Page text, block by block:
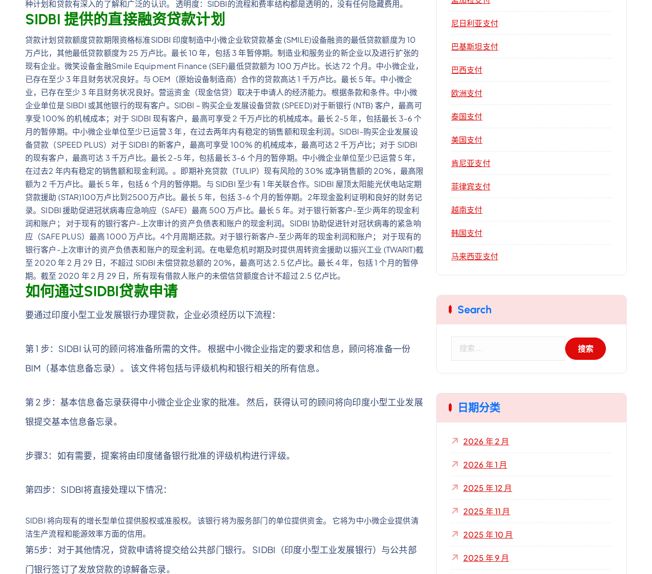
种计划和贷款有深入的了解和广泛的认识。 透明度：SIDBI的流程和费率结构都是透明的，没有任何隐藏费用。
SIDBI 提供的直接融资贷款计划
贷款计划贷款额度贷款期限资格标准SIDBI 印度制造中小微企业软贷款基金 (SMILE)设备融资的最低贷款额度为 10
万卢比，其他最低贷款额度为 25 万卢比。最长 10 年，包括 3 年暂停期。制造业和服务业的新企业以及进行扩张的
现有企业。微笑设备金融Smile Equipment Finance (SEF)最低贷款额为 100 万卢比。长达 72 个月。中小微企业，
已存在至少 3 年且财务状况良好。与 OEM（原始设备制造商）合作的贷款高达 1 千万卢比。最长 5 年。中小微企
业，已存在至少 3 年且财务状况良好。营运资金（现金信贷）取决于申请人的经济能力。根据条款和条件。中小微
企业单位是 SIBDI 或其他银行的现有客户。SIDBI – 购买企业发展设备贷款 (SPEED)对于新银行 (NTB) 客户，最高可
享受 100% 的机械成本；对于 SIDBI 现有客户，最高可享受 2 千万卢比的机械成本。最长 2-5 年，包括最长 3-6 个
月的暂停期。中小微企业单位至少已运营 3 年，在过去两年内有稳定的销售额和现金利润。SIDBI-购买企业发展设
备贷款（SPEED PLUS）对于 SIDBI 的新客户，最高可享受 100% 的机械成本，最高可达 2 千万卢比；对于 SIDBI
的现有客户，最高可达 3 千万卢比。最长 2-5 年，包括最长 3-6 个月的暂停期。中小微企业单位至少已运营 5 年，
在过去2 年内有稳定的销售额和现金利润。。即期补充贷款（TULIP）现有风险的 30% 或净销售额的 20%，最高限
额为 2 千万卢比。最长 5 年，包括 6 个月的暂停期。与 SIDBI 至少有 1 年关联合作。SIDBI 屋顶太阳能光伏电站定期
贷款援助 (STAR)100万卢比到2500万卢比。最长 5 年，包括 3-6 个月的暂停期。2年现金盈利证明和良好的财务记
录。SIDBI 援助促进冠状病毒应急响应（SAFE）最高 500 万卢比。最长 5 年。对于银行新客户-至少两年的现金利
润和账户； 对于现有的银行客户-上次审计的资产负债表和账户的现金利润。SIDBI 协助促进针对冠状病毒的紧急响
应（SAFE PLUS）最高 1000 万卢比。4个月周期还款。对于银行新客户-至少两年的现金利润和账户； 对于现有的
银行客户-上次审计的资产负债表和账户的现金利润。在电晕危机时期及时提供周转资金援助以振兴工业 (TWARIT)截
至 2020 年 2 月 29 日，不超过 SIDBI 未偿贷款总额的 20%，最高可达 2.5 亿卢比。最长 4 年，包括 1 个月的暂停
期。截至 2020 年 2 月 29 日，所有现有借款人账户的未偿信贷额度合计不超过 2.5 亿卢比。
如何通过SIDBI贷款申请
要通过印度小型工业发展银行办理贷款，企业必须经历以下流程：
第 1 步：SIDBI 认可的顾问将准备所需的文件。 根据中小微企业指定的要求和信息，顾问将准备一份
BIM（基本信息备忘录）。 该文件将包括与评级机构和银行相关的所有信息。
第 2 步：基本信息备忘录获得中小微企业企业家的批准。 然后，获得认可的顾问将向印度小型工业发展
银提交基本信息备忘录。
步骤3：如有需要，提案将由印度储备银行批准的评级机构进行评级。
第四步：SIDBI将直接处理以下情况：
SIDBI 将向现有的增长型单位提供股权或准股权。 该银行将为服务部门的单位提供资金。 它将为中小微企业提供清
洁生产流程和能源效率方面的信用。
第5步：对于其他情况，贷款申请将提交给公共部门银行。 SIDBI（印度小型工业发展银行）与公共部
门银行签订了发放贷款的谅解备忘录。
尼日利亚支付
巴基斯坦支付
巴西支付
欧洲支付
泰国支付
美国支付
肯尼亚支付
菲律宾支付
越南支付
韩国支付
马来西亚支付
Search
日期分类
2026 年 2 月
2026 年 1 月
2025 年 12 月
2025 年 11 月
2025 年 10 月
2025 年 9 月